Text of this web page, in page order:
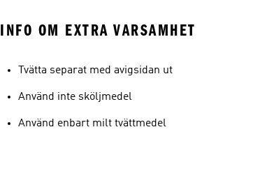
INFO OM EXTRA VARSAMHET
Tvätta separat med avigsidan ut
Använd inte sköljmedel
Använd enbart milt tvättmedel